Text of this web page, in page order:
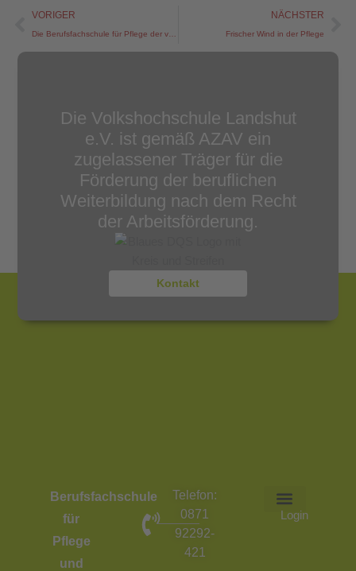
Zurück
VORIGER
Die Berufsfachschule für Pflege der vhs Landshut zu Besuch im Landshuter Netzwerk e.V.
NÄCHSTER
Frischer Wind in der Pflege
Die Volkshochschule Landshut
e.V. ist gemäß AZAV ein
zugelassener Träger für die
Förderung der beruflichen
Weiterbildung nach dem Recht
der Arbeitsförderung.
Kontakt
Berufsfachschule
für
Pflege
und
Telefon:
0871
92292-
421
Login